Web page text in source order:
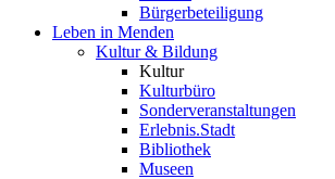
Bürgerbeteiligung
Leben in Menden
Kultur & Bildung
Kultur
Kulturbüro
Sonderveranstaltungen
Erlebnis.Stadt
Bibliothek
Museen